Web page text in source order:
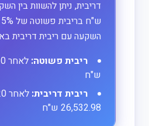
השקעה עם ריבית דריבית
ריבית פשוטה:
ש"ח
ריבית דריבית:
26,532.98 ש"ח